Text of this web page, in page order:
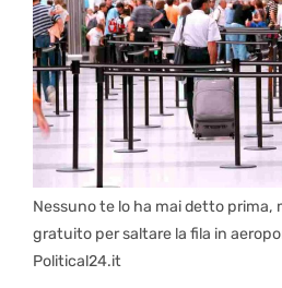
Nessuno te lo ha mai detto prima,
gratuito per saltare la fila in
Political24.it